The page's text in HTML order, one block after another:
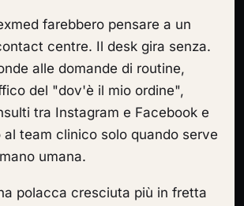
farebbero pensare a un
centre. Il desk gira senza.
alle domande di routine,
del "dov'è il mio ordine",
tra Instagram e Facebook e
team clinico solo quando serve
umana.
polacca cresciuta più in fretta